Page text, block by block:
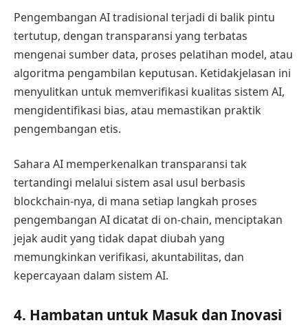
Pengembangan AI tradisional terjadi di balik pintu
tertutup, dengan transparansi yang terbatas
mengenai sumber data, proses pelatihan model, atau
algoritma pengambilan keputusan. Ketidakjelasan ini
menyulitkan untuk memverifikasi kualitas sistem AI,
mengidentifikasi bias, atau memastikan praktik
pengembangan etis.
Sahara AI memperkenalkan transparansi tak
tertandingi melalui sistem asal usul berbasis
blockchain-nya, di mana setiap langkah proses
pengembangan AI dicatat di on-chain, menciptakan
jejak audit yang tidak dapat diubah yang
memungkinkan verifikasi, akuntabilitas, dan
kepercayaan dalam sistem AI.
4. Hambatan untuk Masuk dan Inovasi